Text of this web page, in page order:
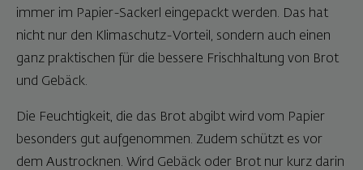
immer im Papier-Sackerl eingepackt werden. Das hat
nicht nur den Klimaschutz-Vorteil, sondern auch einen
ganz praktischen für die bessere Frischhaltung von Brot
und Gebäck.
Die Feuchtigkeit, die das Brot abgibt wird vom Papier
besonders gut aufgenommen. Zudem schützt es vor
dem Austrocknen. Wird Gebäck oder Brot nur kurz darin